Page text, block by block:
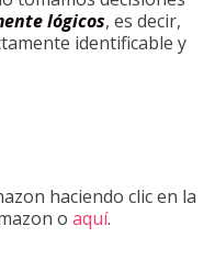
lógicos, es decir,
identificable y
haciendo clic en la
o aquí.